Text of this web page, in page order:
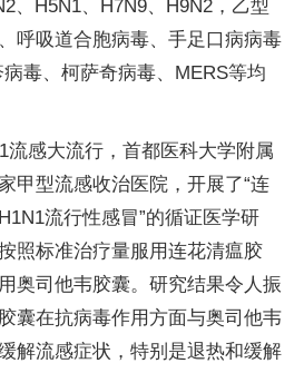
、H5N1、H7N9、H9N2，乙型
呼吸道合胞病毒、手足口病病毒
毒、柯萨奇病毒、MERS等均
流感大流行，首都医科大学附属
甲型流感收治医院，开展了“连
流行性感冒”的循证医学研
照标准治疗量服用连花清瘟胶
奥司他韦胶囊。研究结果令人振
囊在抗病毒作用方面与奥司他韦
解流感症状，特别是退热和缓解